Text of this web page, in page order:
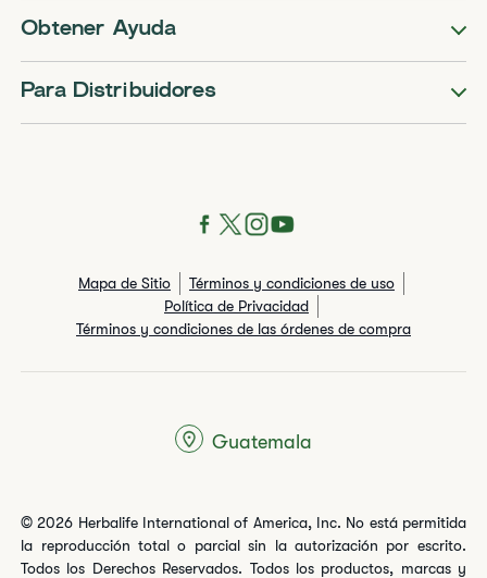
Obtener Ayuda
Para Distribuidores
Mapa de Sitio
Términos y condiciones de uso
Política de Privacidad
Términos y condiciones de las órdenes de compra
© 2026 Herbalife International of America, Inc. No está permitida
la reproducción total o parcial sin la autorización por escrito.
Todos los Derechos Reservados. Todos los productos, marcas y
Guatemala